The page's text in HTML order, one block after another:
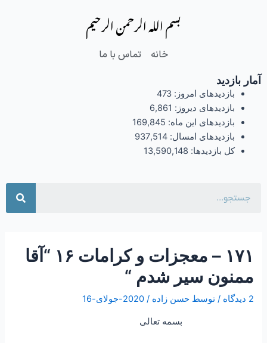
بسم الله الرحمن الرحیم
خانه تماس با ما
آمار بازدید
بازدیدهای امروز: 473
بازدیدهای دیروز: 6,861
بازدیدهای این ماه: 169,845
بازدیدهای امسال: 937,514
کل بازدیدها: 13,590,148
۱۷۱ – معجزات و کرامات ۱۶ “آقا
ممنون سیر شدم “
2 دیدگاه / توسطحسن زاده/2020-جولای-16
بسمه تعالی